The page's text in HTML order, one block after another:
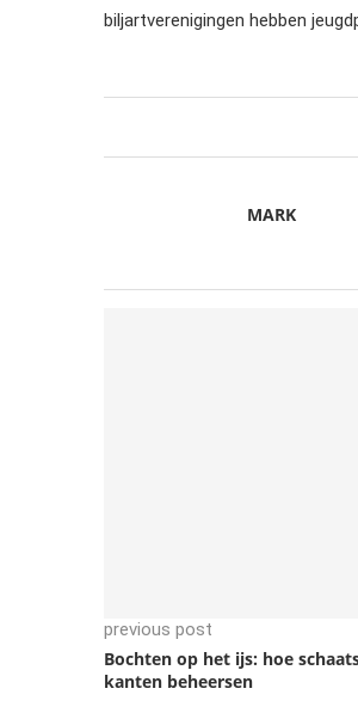
biljartverenigingen hebben
MARK
previous post
Bochten op het ijs: hoe
kanten beheersen